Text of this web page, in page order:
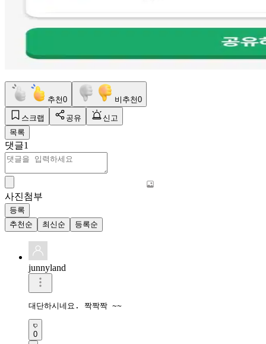
추천0 비추천0
스크랩 공유
신고
목록
댓글1
사진첨부
등록
추천순
최신순 등록순
junnyland
대단하시네요. 짝짝짝 ~~
0